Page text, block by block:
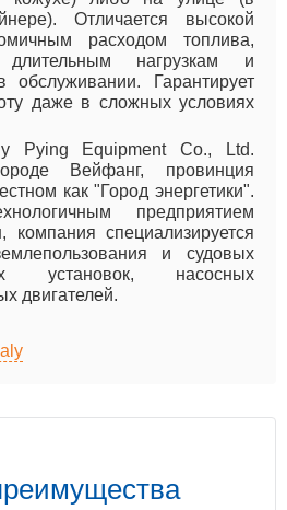
Отличается высокой
расходом топлива,
нагрузкам и
обслуживании. Гарантирует
даже в сложных условиях
Pying Equipment Co., Ltd.
Вейфанг, провинция
как "Город энергетики".
предприятием
компания специализируется
и судовых
установок, насосных
двигателей.